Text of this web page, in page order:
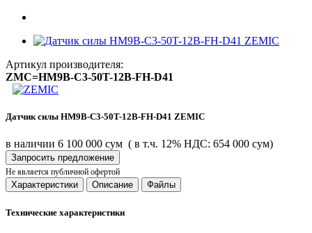
Артикул производителя:
ZMC=HM9B-C3-50T-12B-FH-D41
Датчик силы HM9B-C3-50T-12B-FH-D41 ZEMIC
в наличии 6 100 000 сум ( в т.ч. 12% НДС: 654 000 сум)
Запросить предложение
Не является публичной офертой
Характеристики Описание Файлы
Технические характеристики